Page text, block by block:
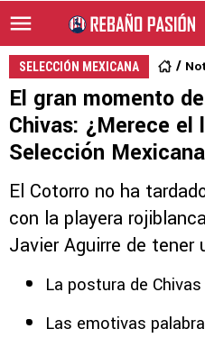
SELECCIÓN MEXICANA
El gran momento
Chivas: ¿Merece el
Selección
El Cotorro no ha
con la playera
Javier Aguirre de tener
La postura de
Las emotivas